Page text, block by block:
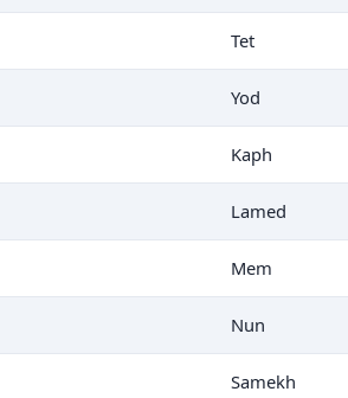
Tet
Yod
Kaph
Lamed
Mem
Nun
Samekh